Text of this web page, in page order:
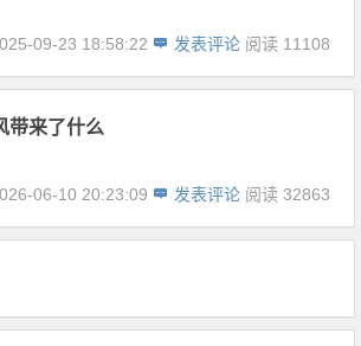
09-23 18:58:22 发表评论 阅读 11108
带来了什么
06-10 20:23:09 发表评论 阅读 32863